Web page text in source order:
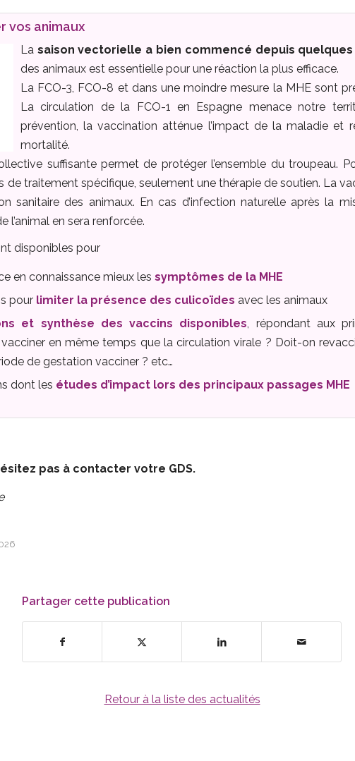
vos animaux
La saison vectorielle a bien commencé depuis quelques
des animaux est essentielle pour une réaction la plus efficace.
La FCO-3, FCO-8 et dans une moindre mesure la MHE sont
La circulation de la FCO-1 en Espagne menace notre
prévention, la vaccination atténue l’impact de la maladie et
mortalité.
suffisante permet de protéger l’ensemble du troupeau.
de traitement spécifique, seulement une thérapie de soutien. La
sanitaire des animaux. En cas d’infection naturelle après la
l’animal en sera renforcée.
disponibles pour
en connaissance mieux les symptômes de la MHE
pour limiter la présence des culicoïdes avec les animaux
et synthèse des vaccins disponibles , répondant aux
en même temps que la circulation virale ? Doit-on
de gestation vacciner ? etc…
dont les études d’impact lors des principaux passages MHE
pas à contacter votre GDS.
Partager cette publication
Retour à la liste des actualités